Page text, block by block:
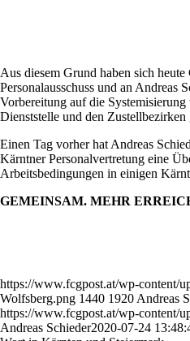
Aus diesem Grund haben sich
Personalausschuss und an Andreas
Vorbereitung auf die
Dienststelle und den Zustellbezirken
Einen Tag vorher hat Andreas
Kärntner Personalvertretung eine
Arbeitsbedingungen in einigen
GEMEINSAM. MEHR
https://www.fcgpost.at/wp-content/
Wolfsberg.png 1440 1920 Andreas
https://www.fcgpost.at/wp-content/
Andreas Schieder2020-07-24